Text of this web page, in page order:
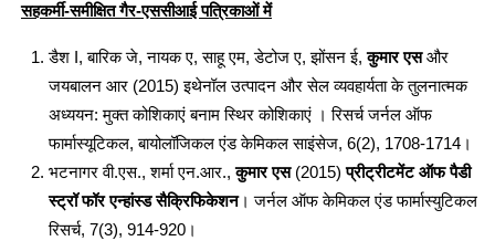
सहकर्मी-समीक्षित गैर-एससीआई पत्रिकाओं में
डैश I, बारिक जे, नायक ए, साहू एम, डेटोज ए, झोंसन ई,कुमार एसऔर
जयबालन आर (2015) इथेनॉल उत्पादन और सेल व्यवहार्यता के तुलनात्मक
अध्ययन: मुक्त कोशिकाएं बनाम स्थिर कोशिकाएं । रिसर्च जर्नल ऑफ
फार्मास्यूटिकल, बायोलॉजिकल एंड केमिकल साइंसेज, 6(2), 1708-1714।
भटनागर वी.एस., शर्मा एन.आर.,कुमार एस(2015)प्रीट्रीटमेंट ऑफ पैडी
स्ट्रॉ फॉर एन्हांस्ड सैक्रिफिकेशन। जर्नल ऑफ केमिकल एंड फार्मास्युटिकल
रिसर्च, 7(3), 914-920।